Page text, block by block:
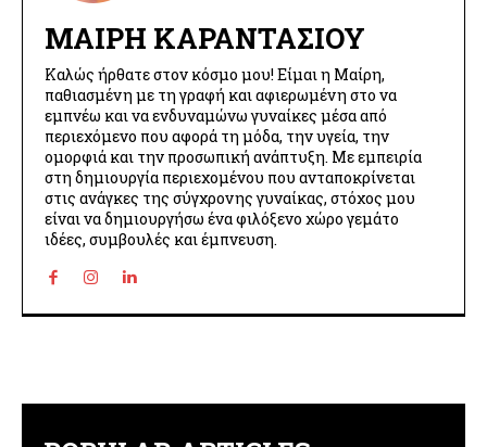
ΜΑΊΡΗ ΚΑΡΑΝΤΆΣΙΟΥ
Καλώς ήρθατε στον κόσμο μου! Είμαι η Μαίρη,
παθιασμένη με τη γραφή και αφιερωμένη στο να
εμπνέω και να ενδυναμώνω γυναίκες μέσα από
περιεχόμενο που αφορά τη μόδα, την υγεία, την
ομορφιά και την προσωπική ανάπτυξη. Με εμπειρία
στη δημιουργία περιεχομένου που ανταποκρίνεται
στις ανάγκες της σύγχρονης γυναίκας, στόχος μου
είναι να δημιουργήσω ένα φιλόξενο χώρο γεμάτο
ιδέες, συμβουλές και έμπνευση.